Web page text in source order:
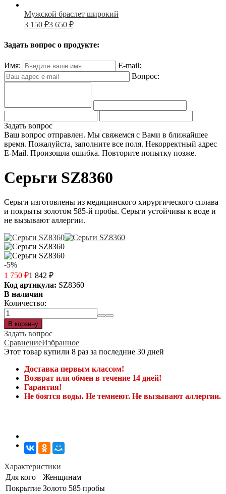
Мужской браслет широкий
3 150 ₽3 650 ₽
Задать вопрос о продукте:
Имя:
E-mail:
Вопрос:
Задать вопрос
Ваш вопрос отправлен. Мы свяжемся с Вами в ближайшее
время. Пожалуйста, заполните все поля. Некорректный адрес
E-Mail. Произошла ошибка. Повторите попытку позже.
Серьги SZ8360
Серьги изготовлены из медицинского хирургического сплава
и покрыты золотом 585-й пробы. Серьги устойчивы к воде и
не вызывают аллергии.
-5%
1 750 ₽1 842 ₽
Код артикула: SZ8360
В наличии
Количество:
Задать вопрос
СравнениеИзбранное
Этот товар купили 8 раз за последние 30 дней
Доставка первым классом!
Возврат или обмен в течение 14 дней!
Гарантия!
Не боятся воды. Не темнеют. Не вызывают аллергии.
Характеристики
Для кого
Женщинам
Покрытие Золото 585 пробы